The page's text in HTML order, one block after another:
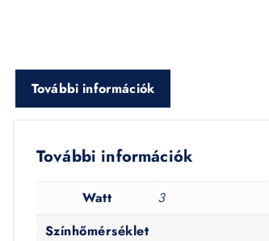
További információk
További információk
Watt
3
Színhőmérséklet